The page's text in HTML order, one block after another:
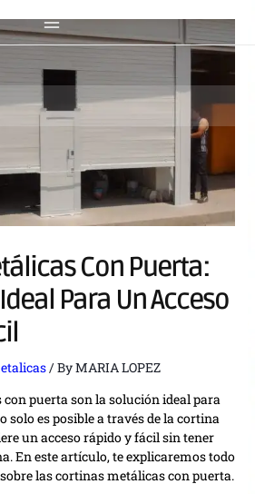
Con Puerta:
Para Un Acceso
/ ByMARIA LOPEZ
puerta son la solución ideal para
solo es posible a través de la cortina
un acceso rápido y fácil sin tener
En este artículo, te explicaremos todo
las cortinas metálicas con puerta.